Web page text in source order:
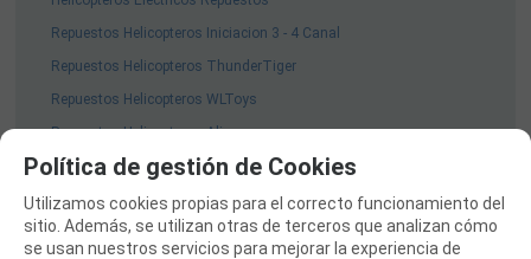
Repuestos Helicopteros Iniciacion 3 - 4 Canal
Repuestos Helicopteros ThunderTiger
Repuestos Helicopteros WLToys
Repuestos Helicopteros Align
Helicopteros Electricos 6 Canales
Helicopteros Explosión
Helicopteros Iniciacion 3 - 4 canales
Política de gestión de Cookies
Utilizamos cookies propias para el correcto funcionamiento del
sitio. Además, se utilizan otras de terceros que analizan cómo
se usan nuestros servicios para mejorar la experiencia de